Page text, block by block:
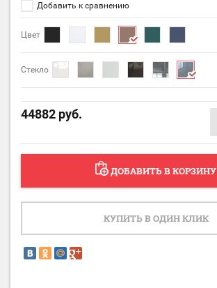
Добавить к сравнению
Цвет
Стекло
44882 руб.
ДОБАВИТЬ В КОРЗИНУ
КУПИТЬ В ОДИН КЛИК